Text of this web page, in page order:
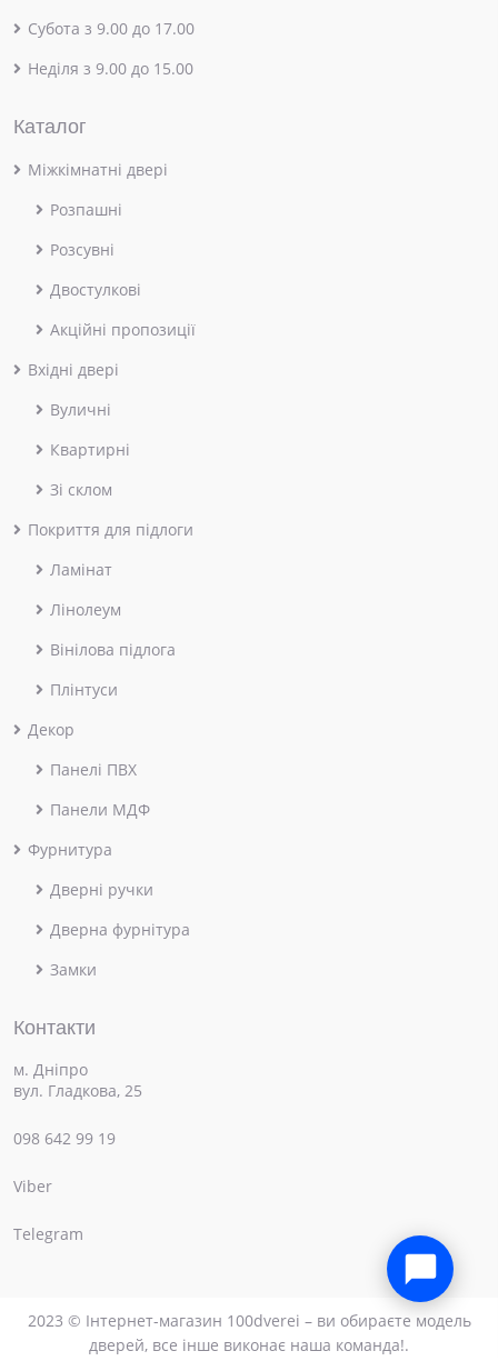
Субота з 9.00 до 17.00
Неділя з 9.00 до 15.00
Каталог
Міжкімнатні двері
Розпашні
Розсувні
Двостулкові
Акційні пропозиції
Вхідні двері
Вуличні
Квартирні
Зі склом
Покриття для підлоги
Ламінат
Лінолеум
Вінілова підлога
Плінтуси
Декор
Панелі ПВХ
Панели МДФ
Фурнитура
Дверні ручки
Дверна фурнітура
Замки
Контакти
м. Дніпро
вул. Гладкова, 25
098 642 99 19
Viber
Telegram
2023 © Інтернет-магазин 100dverei – ви обираєте модель
дверей, все інше виконає наша команда!.